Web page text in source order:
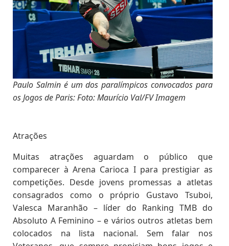
Paulo Salmin é um dos paralímpicos convocados para
os Jogos de Paris: Foto: Maurício Val/FV Imagem
Atrações
Muitas atrações aguardam o público que
comparecer à Arena Carioca I para prestigiar as
competições. Desde jovens promessas a atletas
consagrados como o próprio Gustavo Tsuboi,
Valesca Maranhão – líder do Ranking TMB do
Absoluto A Feminino – e vários outros atletas bem
colocados na lista nacional. Sem falar nos